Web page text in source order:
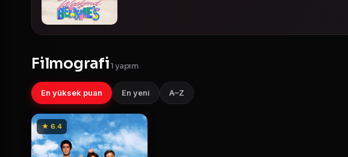
Filmografi1 yapım
En yüksek puan En yeni A–Z
★ 6.4